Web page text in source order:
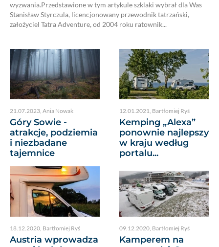
wyzwania.Przedstawione w tym artykule szklaki wybrał dla Was
Stanisław Styrczula, licencjonowany przewodnik tatrzański,
założyciel Tatra Adventure, od 2004 roku ratownik...
21.07.2023, Ania Nowak
Góry Sowie -
atrakcje, podziemia
i niezbadane
tajemnice
12.01.2021, Bartłomiej Ryś
Kemping „Alexa”
ponownie najlepszy
w kraju według
portalu...
18.12.2020 Bartłomiej Ryś
Austria wprowadza
09.12.2020 Bartłomiej Ryś
Kamperem na